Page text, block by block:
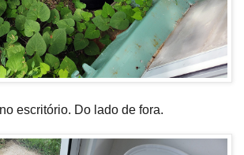
escritório. Do lado de fora.